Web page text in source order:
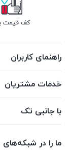
کف قیمت
راهنمای کاربران
خدمات مشتریان
با جانبی تک
ما را در شبکه‌های